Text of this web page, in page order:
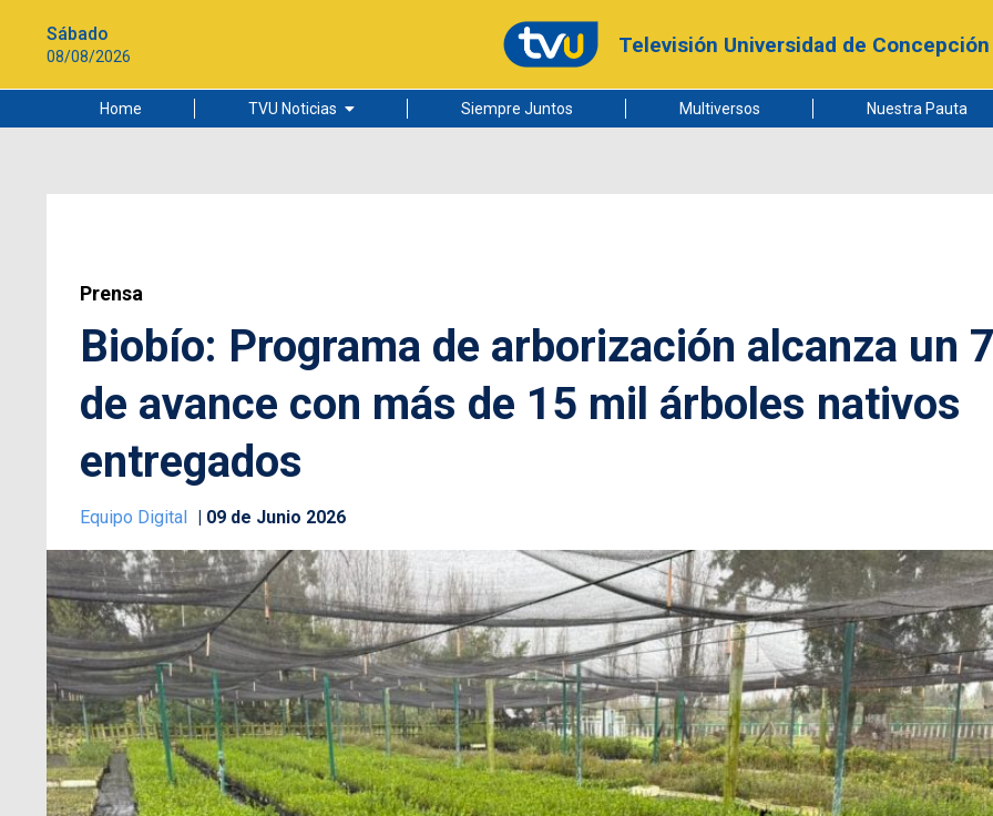
Sábado
08/08/2026 Televisión Universidad de Concepción
Home TVU Noticias
Ciudad
Siempre Juntos Multiversos Nuestra Pauta
Prensa
Biobío: Programa de arborización alcanza un
de avance con más de 15 mil árboles nativos
entregados
Equipo Digital 09 de Junio 2026